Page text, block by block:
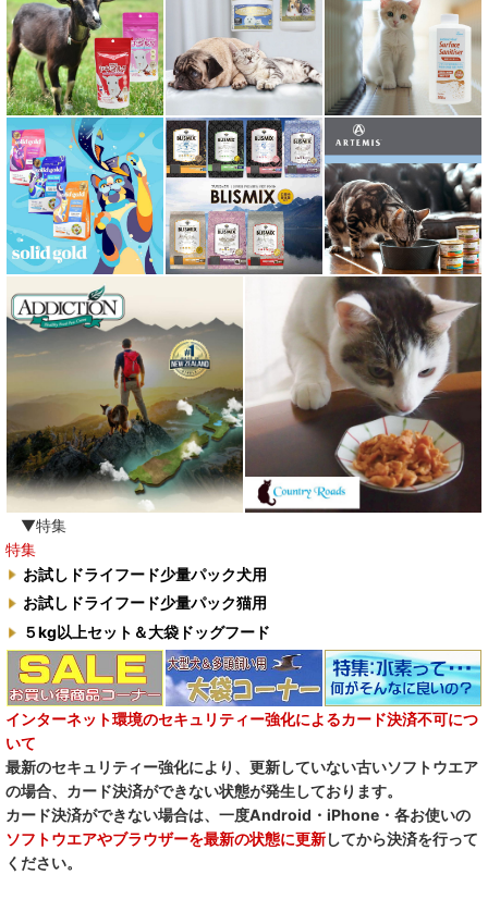
▼特集
特集
お試しドライフード少量パック犬用
お試しドライフード少量パック猫用
５kg以上セット＆大袋ドッグフード
インターネット環境のセキュリティー強化によるカード決済不可につ
いて
最新のセキュリティー強化により、更新していない古いソフトウエア
の場合、カード決済ができない状態が発生しております。
カード決済ができない場合は、一度Android・iPhone・各お使いの
ソフトウエアやブラウザーを最新の状態に更新してから決済を行って
ください。